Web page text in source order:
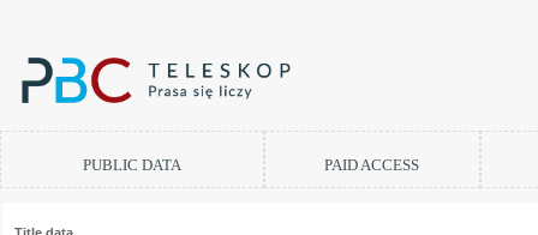
PUBLIC DATA PAID ACCESS